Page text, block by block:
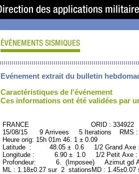
Evénement extrait du bulletin
Caractéristiques de l'événement
Ces informations ont été validées par
FRANCE ORID : 334922
15/08/15 9 Arrivees 5 Iterations RMS
Heure orig: 15h 01m 46. 1 ± 0.09
Latitude : 48.05 ± 0.6 1/2 Grand
Longitude : 6.90 ± 1.0 1/2 Petit Axe
Profondeur: 6. (Imposee) Azimut gd
ML : 1.18±0.27 sur 2 stationsMD :